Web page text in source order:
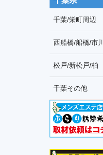
千葉/栄町周辺
西船橋/船橋/市川
松戸/新松戸/柏
千葉その他